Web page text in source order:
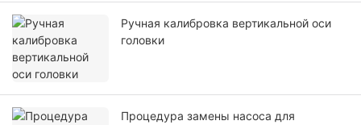
Ручная калибровка вертикальной оси
головки
Процедура замены насоса для